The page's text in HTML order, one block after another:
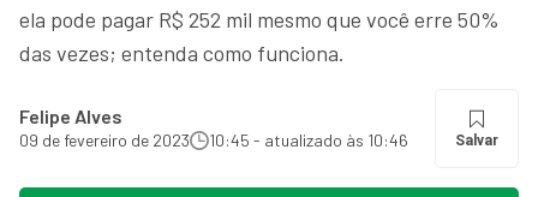
ela pode pagar R$ 252 mil mesmo que você erre 50%
das vezes; entenda como funciona.
Felipe Alves
09 de fevereiro de 2023 10:45 - atualizado às 10:46 Salvar